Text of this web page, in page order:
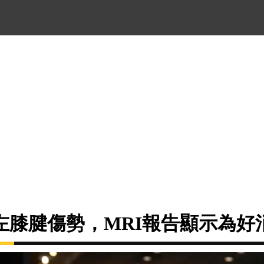
膝腱傷勢，MRI報告顯示為好